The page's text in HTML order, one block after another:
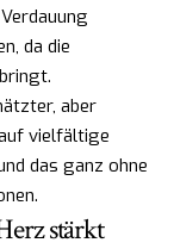
da die
aber
vielfältige
das ganz ohne
stärkt